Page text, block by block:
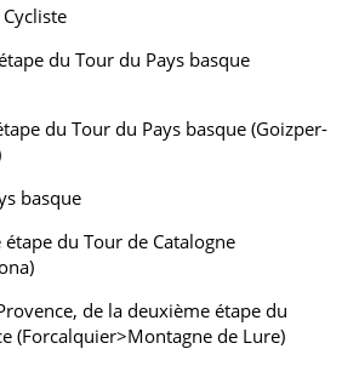
du Tour du Pays basque
du Tour du Pays basque (Goizper-
basque
du Tour de Catalogne
de la deuxième étape du
(Forcalquier>Montagne de Lure)